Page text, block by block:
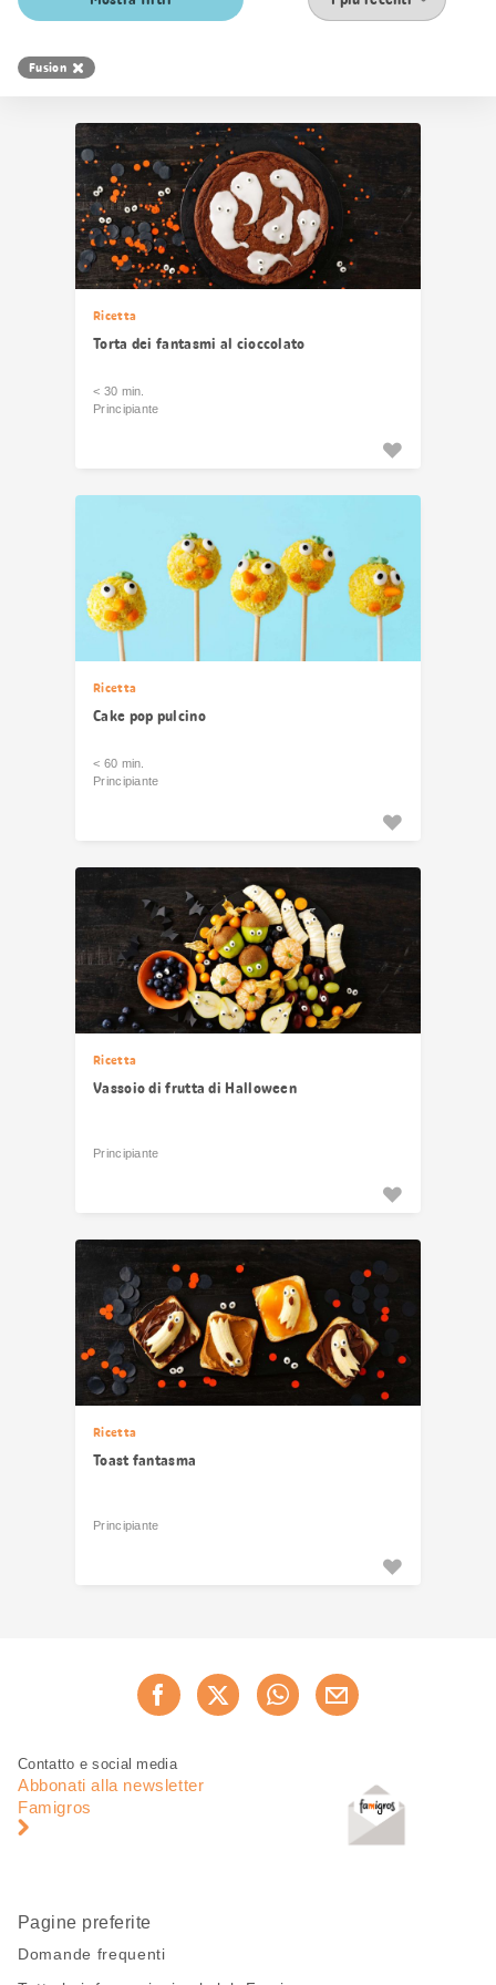
i
risultati
Fusion
Ricetta
Torta dei fantasmi al cioccolato
< 30 min.
Principiante
Ricetta
Cake pop pulcino
< 60 min.
Principiante
Ricetta
Vassoio di frutta di Halloween
Principiante
Ricetta
Toast fantasma
Principiante
Consiglia ora
Piè
pagina
Navigazione
pagina
Contatto e social media
Abbonati alla newsletter
Famigros
Pagine preferite
Domande frequenti